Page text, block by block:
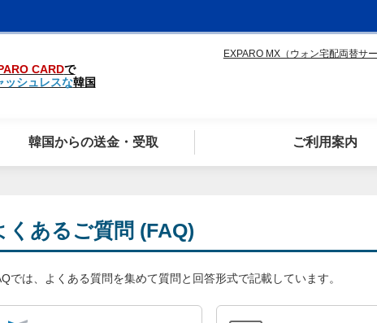
CARDで
ッシュレスな韓国
EXPARO MX（ウォン宅配両替サ
韓国からの送金・受取 ご利用案内
くあるご質問 (FAQ)
では、よくある質問を集めて質問と回答形式で記載しています。